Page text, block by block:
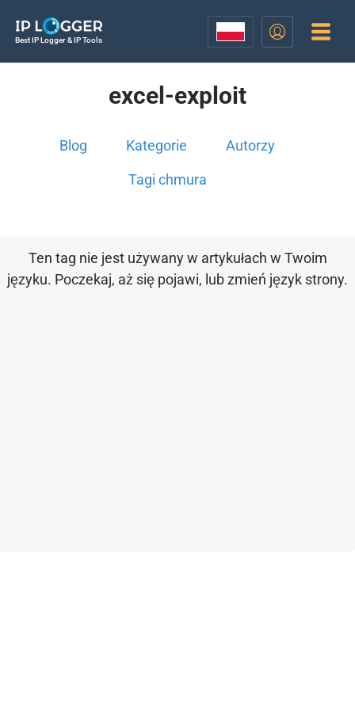
Best IP Logger & IP Tools
excel-exploit
Blog Kategorie Autorzy
Tagi chmura